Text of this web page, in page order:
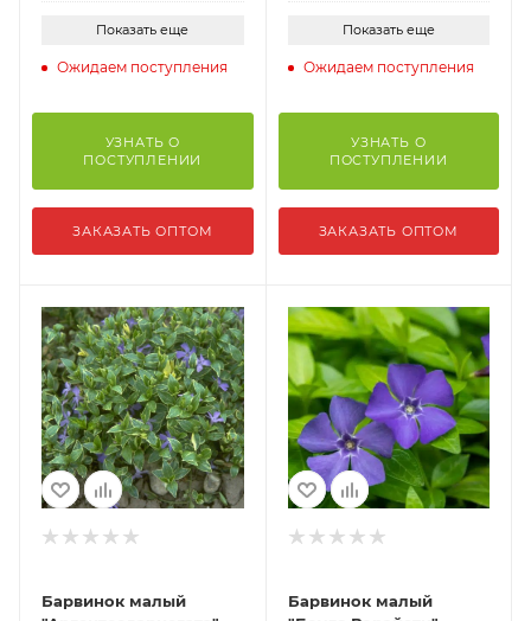
Показать еще
Ожидаем поступления
УЗНАТЬ О
ПОСТУПЛЕНИИ
ЗАКАЗАТЬ ОПТОМ
Показать еще
Ожидаем поступления
УЗНАТЬ О
ПОСТУПЛЕНИИ
ЗАКАЗАТЬ ОПТОМ
Барвинок малый
Барвинок малый